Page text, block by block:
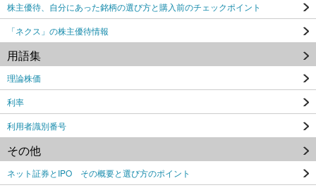
株主優待、自分にあった銘柄の選び方と購入前のチェックポイント
「ネクス」の株主優待情報
用語集
理論株価
利率
利用者識別番号
その他
ネット証券とIPO その概要と選び方のポイント